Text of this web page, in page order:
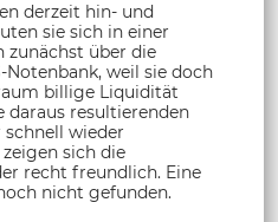
derzeit hin- und
sie sich in einer
zunächst über die
weil sie doch
billige Liquidität
daraus resultierenden
wieder
sich die
recht freundlich. Eine
nicht gefunden.